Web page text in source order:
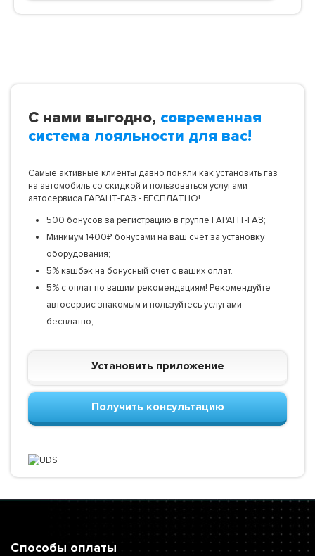
С нами выгодно, современная
система лояльности для вас!
Самые активные клиенты давно поняли как установить газ
на автомобиль со скидкой и пользоваться услугами
автосервиса ГАРАНТ-ГАЗ - БЕСПЛАТНО!
500 бонусов за регистрацию в группе ГАРАНТ-ГАЗ;
Минимум 1400₽ бонусами на ваш счет за установку
оборудования;
5% кэшбэк на бонусный счет с ваших оплат.
5% с оплат по вашим рекомендациям! Рекомендуйте
автосервис знакомым и пользуйтесь услугами
бесплатно;
Установить приложение
Получить консультацию
Способы оплаты